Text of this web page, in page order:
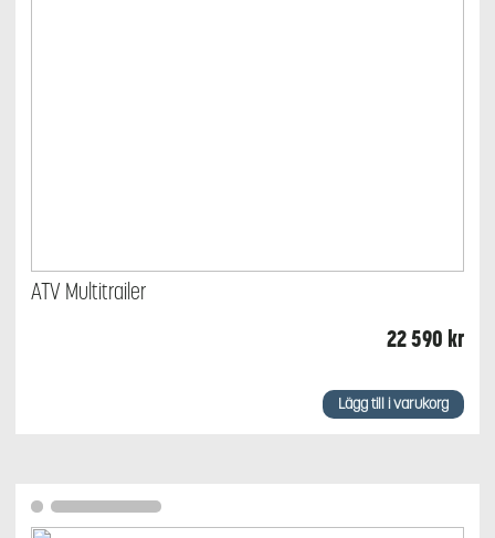
ATV Multitrailer
22 590 kr
Lägg till i varukorg